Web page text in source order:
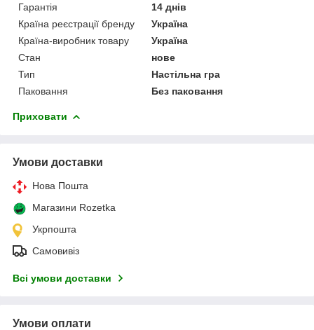
Гарантія
14 днів
Країна реєстрації бренду
Україна
Країна-виробник товару
Україна
Стан
нове
Тип
Настільна гра
Паковання
Без паковання
Приховати
Умови доставки
Нова Пошта
Магазини Rozetka
Укрпошта
Самовивіз
Всі умови доставки
Умови оплати